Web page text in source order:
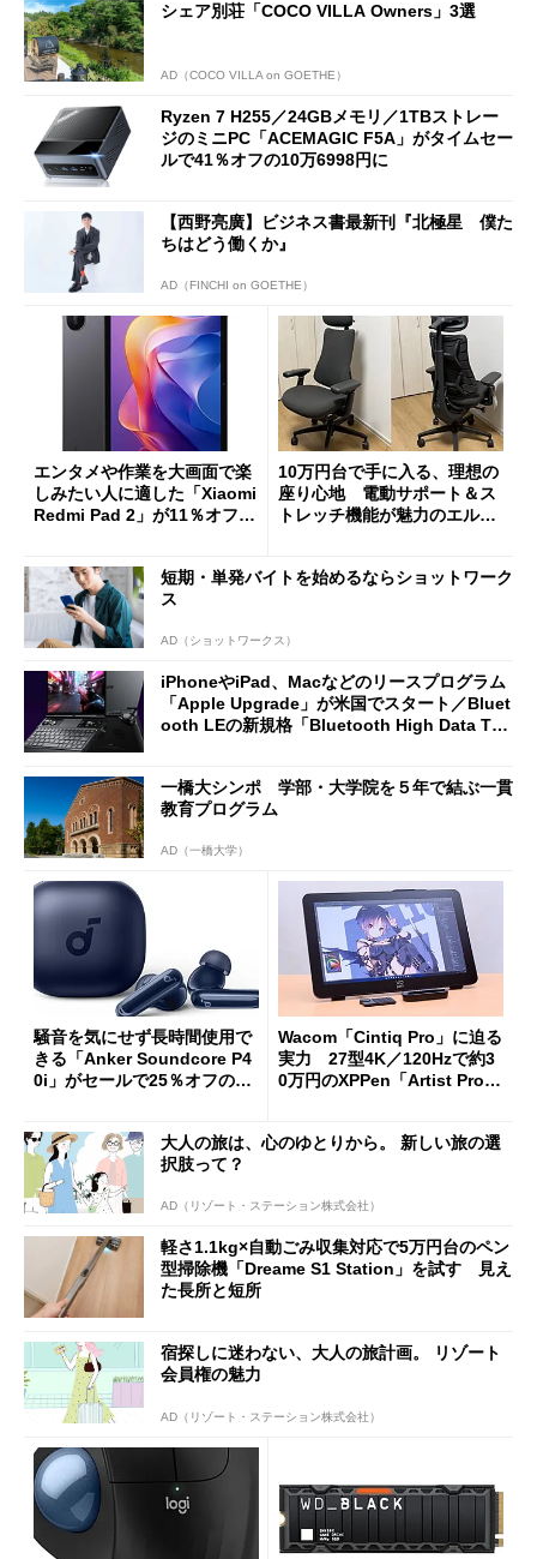
シェア別荘「COCO VILLA Owners」3選
AD（COCO VILLA on GOETHE）
Ryzen 7 H255／24GBメモリ／1TBストレー
ジのミニPC「ACEMAGIC F5A」がタイムセー
ルで41％オフの10万6998円に
【西野亮廣】ビジネス書最新刊『北極星 僕た
ちはどう働くか』
AD（FINCHI on GOETHE）
エンタメや作業を大画面で楽
しみたい人に適した「Xiaomi
Redmi Pad 2」が11％オフの
10万円台で手に入る、理想の
座り心地 電動サポート＆ス
トレッチ機能が魅力のエルゴ
短期・単発バイトを始めるならショットワーク
ス
AD（ショットワークス）
iPhoneやiPad、Macなどのリースプログラム
「Apple Upgrade」が米国でスタート／Bluet
ooth LEの新規格「Bluetooth High Data Thr
一橋大シンポ 学部・大学院を５年で結ぶ一貫
教育プログラム
AD（一橋大学）
騒音を気にせず長時間使用で
きる「Anker Soundcore P4
0i」がセールで25％オフの59
Wacom「Cintiq Pro」に迫る
実力 27型4K／120Hzで約3
0万円のXPPen「Artist Pro 2
大人の旅は、心のゆとりから。 新しい旅の選
択肢って？
AD（リゾート・ステーション株式会社）
軽さ1.1kg×自動ごみ収集対応で5万円台のペン
型掃除機「Dreame S1 Station」を試す 見え
た長所と短所
宿探しに迷わない、大人の旅計画。 リゾート
会員権の魅力
AD（リゾート・ステーション株式会社）